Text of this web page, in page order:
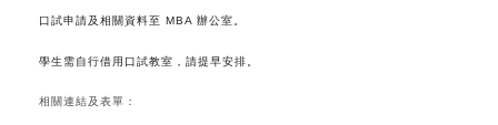
口試申請及相關資料至 MBA 辦公室。
學生需自行借用口試教室，請提早安排。
相關連結及表單：